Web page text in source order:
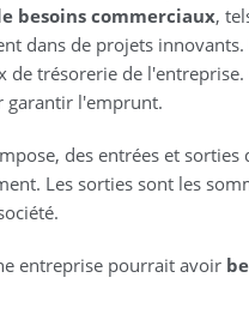
besoins commerciaux,
dans de projets
de trésorerie de
garantir l'emprunt.
des entrées et
Les sorties sont les
entreprise pourrait avoir